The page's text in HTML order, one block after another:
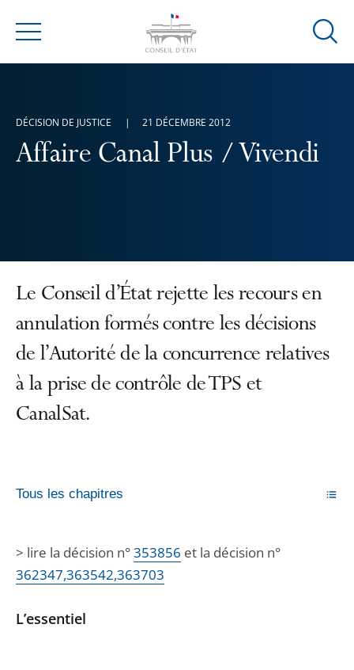
Menu
Ouvrir
Affaire Canal Plus / Vivendi
DÉCISION DE JUSTICE 21 DÉCEMBRE 2012
Le Conseil d’État rejette les recours en
annulation formés contre les décisions
de l’Autorité de la concurrence relatives
à la prise de contrôle de TPS et
CanalSat.
Tous les chapitres
> lire la décision n°353856 et la décision n°
362347,363542,363703
L’essentiel